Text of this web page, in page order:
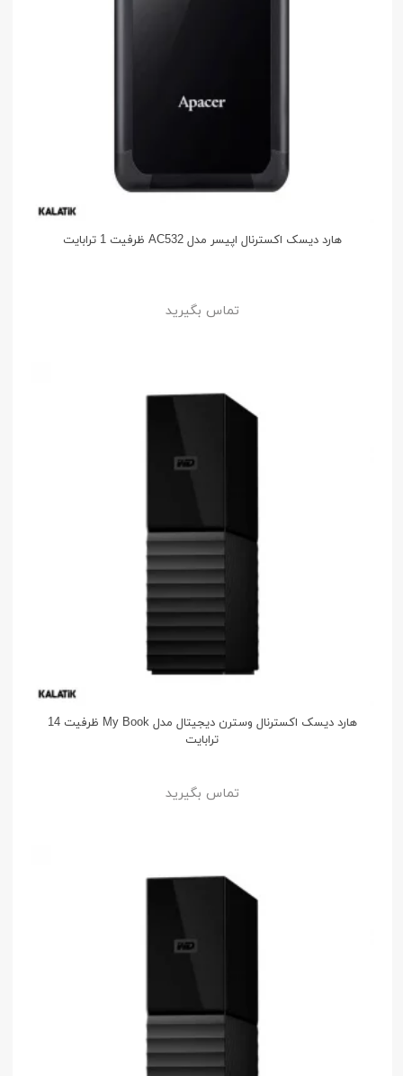
هارد دیسک اکسترنال اپیسر مدل AC532 ظرفیت 1 ترابایت
تماس بگیرید
هارد دیسک اکسترنال وسترن دیجیتال مدل My Book ظرفیت 14
ترابایت
تماس بگیرید